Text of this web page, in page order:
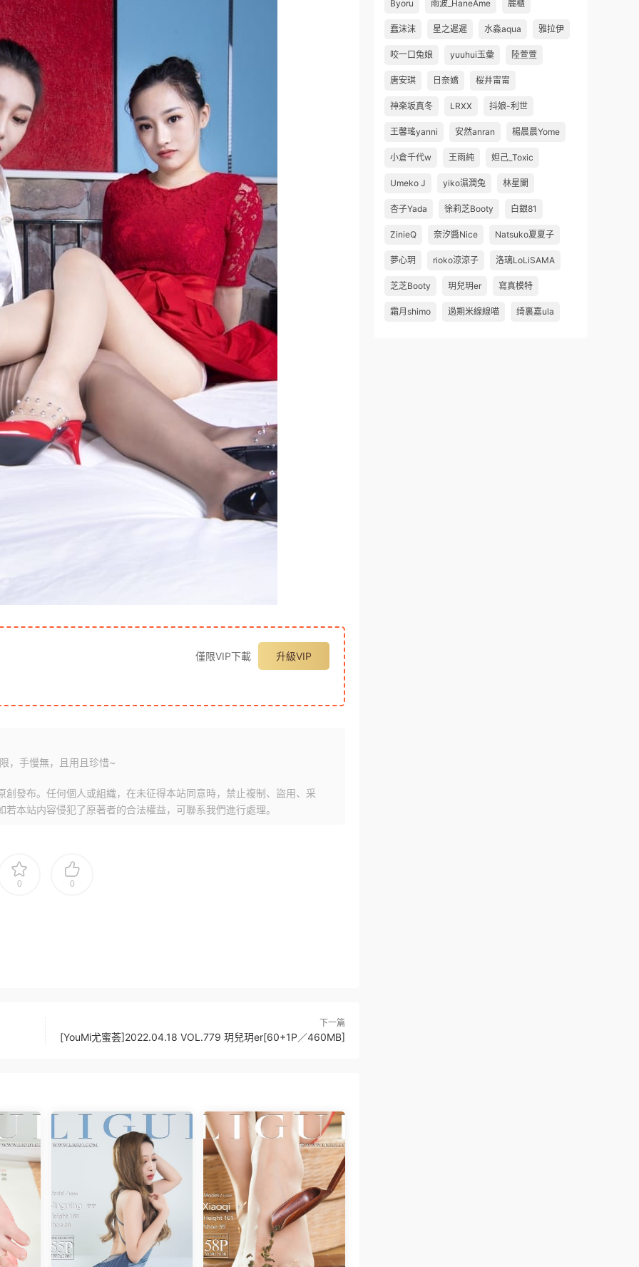
僅限VIP下載 升級VIP
，手慢無，且用且珍惜~
發布。任何個人或組織，在未征得本站同意時，禁止複制、盜用、采
本站内容侵犯了原著者的合法權益，可聯系我們進行處理。
0 0
下一篇
[YouMi尤蜜荟]2022.04.18 VOL.779 玥兒玥er[60+1P／460MB]
Byoru 雨波_HaneAme 麗櫃
蠢沫沫 星之遲遲 水淼aqua 雅拉伊
咬一口兔娘 yuuhui玉彙 陸萱萱
唐安琪 日奈嬌 桜井甯甯
神楽坂真冬 LRXX 抖娘-利世
王馨瑤yanni 安然anran 楊晨晨Yome
小倉千代w 王雨純 妲己_Toxic
Umeko J yiko濕潤兔 林星闌
杏子Yada 徐莉芝Booty 白銀81
ZinieQ 奈汐醬Nice Natsuko夏夏子
夢心玥 rioko涼涼子 洛璃LoLiSAMA
芝芝Booty 玥兒玥er 寫真模特
霜月shimo 過期米線線喵 绮裏嘉ula